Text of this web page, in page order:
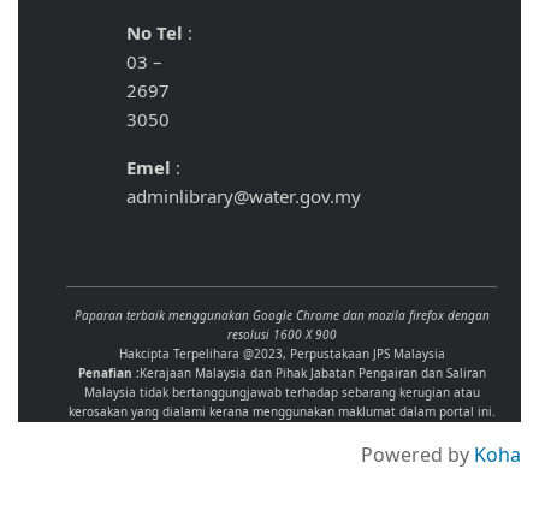
No Tel :
03 –
2697
3050
Emel :
adminlibrary@water.gov.my
Paparan terbaik menggunakan Google Chrome dan mozila firefox dengan
resolusi 1600 X 900
Hakcipta Terpelihara @2023, Perpustakaan JPS Malaysia
Penafian :Kerajaan Malaysia dan Pihak Jabatan Pengairan dan Saliran
Malaysia tidak bertanggungjawab terhadap sebarang kerugian atau
kerosakan yang dialami kerana menggunakan maklumat dalam portal ini.
Powered by Koha